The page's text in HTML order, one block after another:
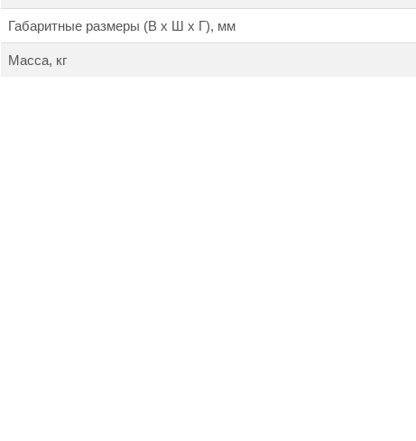
Габаритные размеры (В х Ш х Г), мм
Масса, кг